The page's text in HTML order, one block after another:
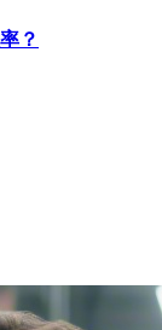
？